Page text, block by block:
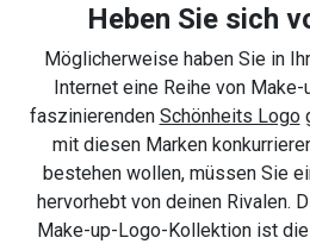
Heben Sie sich
Möglicherweise haben Sie in
Internet eine Reihe von
faszinierenden Schönheits Logo
mit diesen Marken
bestehen wollen, müssen Sie
hervorhebt von deinen Rivalen.
Make-up-Logo-Kollektion ist